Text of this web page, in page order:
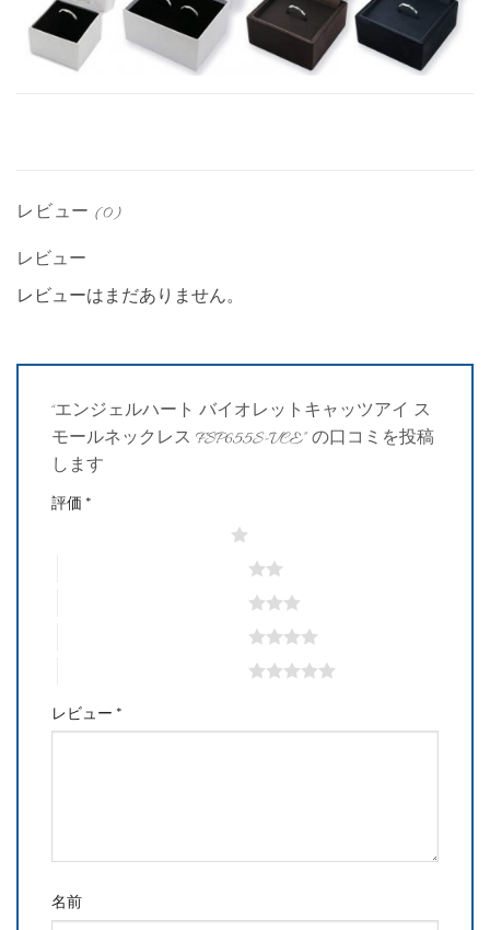
レビュー (0)
レビュー
レビューはまだありません。
“エンジェルハート バイオレットキャッツアイ ス
モールネックレス FSP655S-VCE” の口コミを投稿
します
評価 *
レビュー *
名前